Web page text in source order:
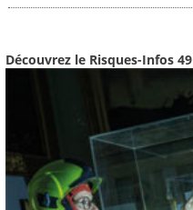
Découvrez le Risques-Infos 49